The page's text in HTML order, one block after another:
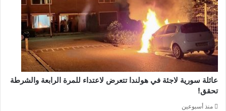
عائلة سورية لاجئة في هولندا تتعرض لاعتداء للمرة الرابعة والشرطة
تحقق!
منذ أسبوعين